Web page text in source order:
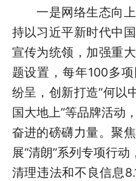
一是网络生态向上
持以习近平新时代中
宣传为统领，加强重
题设置，每年100多
纷呈，创新打造“何以
国大地上”等品牌活动
奋进的磅礴力量。聚
展“清朗”系列专项行
清理违法和不良信息